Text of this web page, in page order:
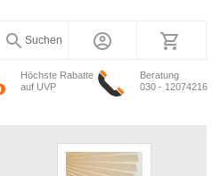
Höchste Rabatte
auf UVP
Beratung
030 - 12074216
Suchen